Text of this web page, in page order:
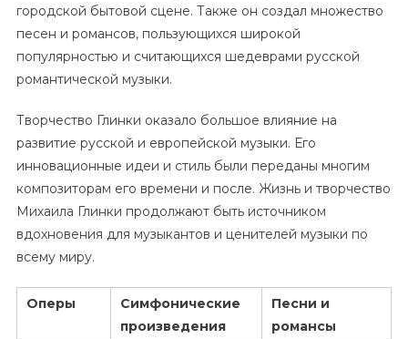
городской бытовой сцене. Также он создал множество
песен и романсов, пользующихся широкой
популярностью и считающихся шедеврами русской
романтической музыки.
Творчество Глинки оказало большое влияние на
развитие русской и европейской музыки. Его
инновационные идеи и стиль были переданы многим
композиторам его времени и после. Жизнь и творчество
Михаила Глинки продолжают быть источником
вдохновения для музыкантов и ценителей музыки по
всему миру.
Оперы
Симфонические
произведения
Песни и
романсы